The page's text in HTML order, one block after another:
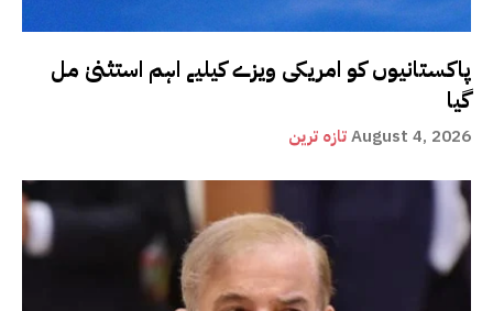
پاکستانیوں کو امریکی ویزے کیلیے اہم استثنیٰ مل
گیا
تازہ ترینAugust 4, 2026